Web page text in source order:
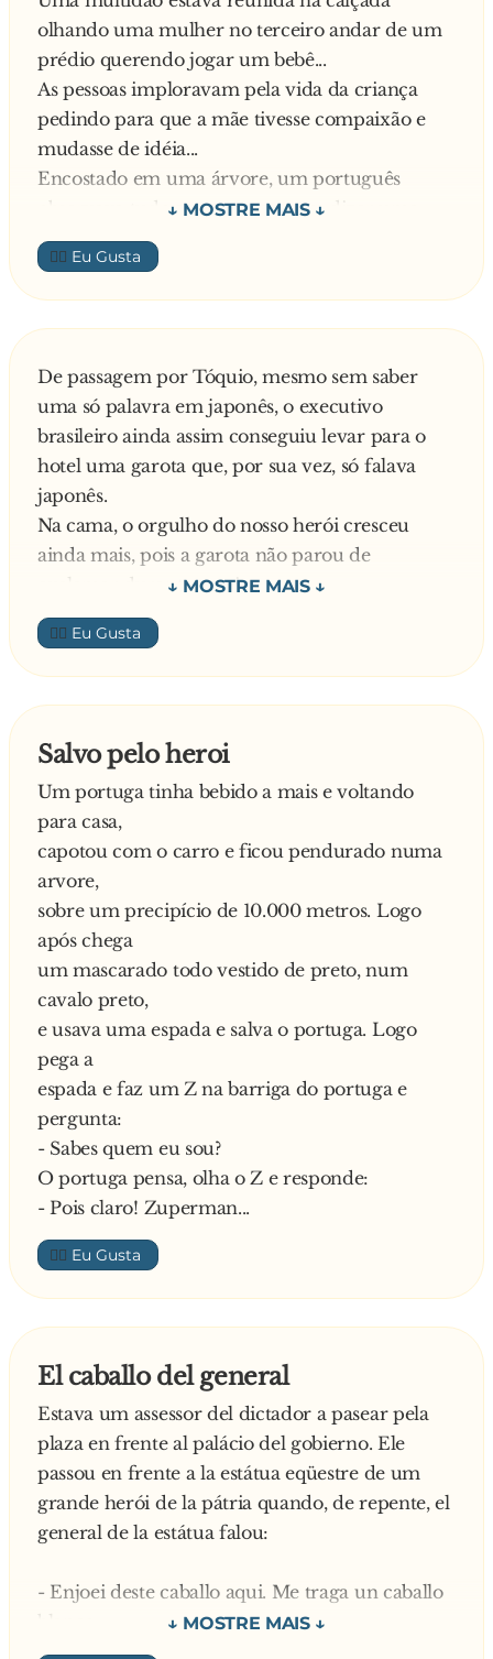
Você já abriu alguma coisa "só para ver como é
por dentro".
Você guarda peças de eletrodomésticos
estragados.
Você assiste filmes de ficção cientifica e fica
procurando cenas que estão cientificamente
incorretas.
Você tem o habito de estragar coisas tentando
descobrir como elas funcionam.
Feminista: l**...
olhando uma mulher no terceiro andar de um
prédio querendo jogar um bebê...
As pessoas imploravam pela vida da criança
pedindo para que a mãe tivesse compaixão e
mudasse de idéia...
Encostado em uma árvore, um português
observava tudo atentamente sem dizer uma
palavra...
Foi quando a mãe jogou a criança que ele
demonstrou reflexos fantásticos... empurrou
um, desviou do outro, afastou mais dois e num
queda... salvando-lhe a vida...
A multidão mal acreditava no que tinha visto...
gritavam: herói!!! herói!!! herói!!!
O português lembrou de quando era goleiro da
seleção de Portugal... na final... estádio lotado... e
ele deu a vitória ao seu time... defendendo um
pênalti... batido no ângulo...
Lembrando desse momento o português não se
aguentou...
PEGOU O BEBÊ, DEU DOIS PIQUES NO
CHÃO E DEPOIS DEU UM BALÃO...
👍🏼
De passagem por Tóquio, mesmo sem saber
uma só palavra em japonês, o executivo
brasileiro ainda assim conseguiu levar para o
hotel uma garota que, por sua vez, só falava
japonês.
Na cama, o orgulho do nosso herói cresceu
ainda mais, pois a garota não parou de
exclamar durante a noite:
— Machigai ana!
No dia seguinte, jogando golfe com um
executivo local, quando este acertou um buraco
de uma só tacada, o executivo resolveu
aprendido:
— Machigai ana! Machigai ana! — berrou.
Ao que o industrial japonês retrucou, intrigado
e em excelente português:
— Buraco errado? Por quê?
👍🏼
Salvo pelo heroi
Um portuga tinha bebido a mais e voltando
para casa,
capotou com o carro e ficou pendurado numa
arvore,
sobre um precipício de 10.000 metros. Logo
após chega
um mascarado todo vestido de preto, num
cavalo preto,
e usava uma espada e salva o portuga. Logo
pega a
espada e faz um Z na barriga do portuga e
pergunta:
- Sabes quem eu sou?
O portuga pensa, olha o Z e responde:
- Pois claro! Zuperman...
👍🏼
El caballo del general
Estava um assessor del dictador a pasear pela
plaza en frente al palácio del gobierno. Ele
passou en frente a la estátua eqüestre de um
grande herói de la pátria quando, de repente, el
general de la estátua falou:
- Enjoei deste caballo aqui. Me traga un caballo
blanco.